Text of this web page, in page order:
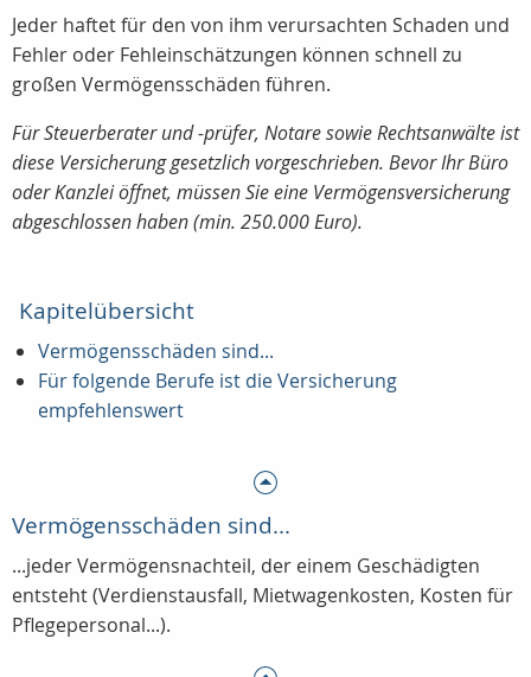
Jeder haftet für den von ihm verursachten Schaden und
Fehler oder Fehleinschätzungen können schnell zu
großen Vermögensschäden führen.
Für Steuerberater und -prüfer, Notare sowie Rechtsanwälte ist
diese Versicherung gesetzlich vorgeschrieben. Bevor Ihr Büro
oder Kanzlei öffnet, müssen Sie eine Vermögensversicherung
abgeschlossen haben (min. 250.000 Euro).
Kapitelübersicht
Vermögensschäden sind...
Für folgende Berufe ist die Versicherung
empfehlenswert
Vermögensschäden sind...
...jeder Vermögensnachteil, der einem Geschädigten
entsteht (Verdienstausfall, Mietwagenkosten, Kosten für
Pflegepersonal...).